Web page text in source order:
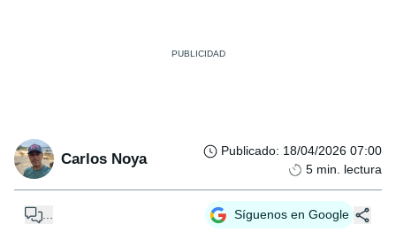
Carlos Noya Publicado: 18/04/2026 07:00
5 min. lectura
... Síguenos en Google